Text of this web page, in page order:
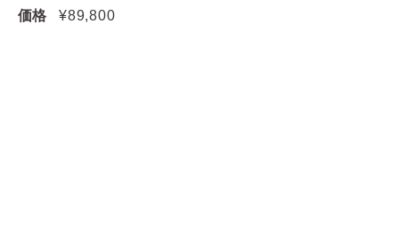
価格
¥89,800